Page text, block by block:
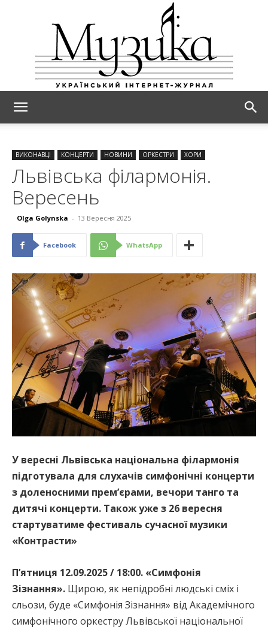
ВИКОНАВЦІ КОНЦЕРТИ НОВИНИ ОРКЕСТРИ ХОРИ
Львівська філармонія.
Вересень
Olga Golynska - 13 Вересня 2025
Facebook WhatsApp
У вересні Львівська національна філармонія
підготувала для слухачів симфонічні концерти
з доленосними прем’єрами, вечори танго та
дитячі концерти. Також уже з 26 вересня
стартуватиме фестиваль сучасної музики
«Контрасти»
П’ятниця 12.09.2025 / 18:00. «Симфонія
Зізнання». Щирою, як непідробні людські сміх і
сльози, буде «Симфонія Зізнання» від Академічного
симфонічного оркестру Львівської національної